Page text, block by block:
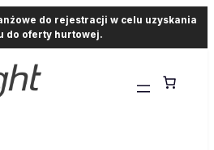
do rejestracji w celu uzyskania
do oferty hurtowej.